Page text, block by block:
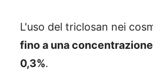
L'uso del triclosan nei
fino a una
0,3%.